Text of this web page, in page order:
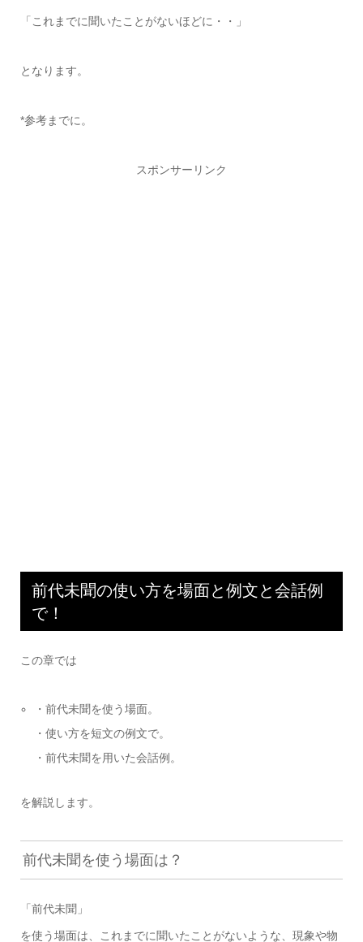
「これまでに聞いたことがないほどに・・」
となります。
*参考までに。
スポンサーリンク
前代未聞の使い方を場面と例文と会話例
で！
この章では
・前代未聞を使う場面。
・使い方を短文の例文で。
・前代未聞を用いた会話例。
を解説します。
前代未聞を使う場面は？
「前代未聞」
を使う場面は、これまでに聞いたことがないような、現象や物